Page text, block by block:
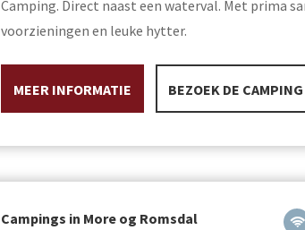
Camping. Direct naast een waterval. Met prima
voorzieningen en leuke hytter.
MEER INFORMATIE BEZOEK DE
Campings in More og Romsdal